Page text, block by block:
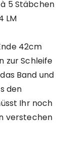
5 Stäbchen
LM
42cm
zur Schleife
Band und
den
Ihr noch
verstechen